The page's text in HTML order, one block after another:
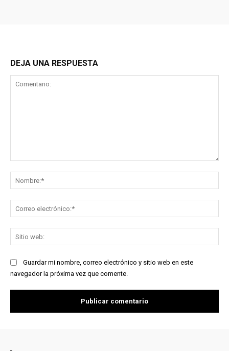
DEJA UNA RESPUESTA
Guardar mi nombre, correo electrónico y sitio web en este
navegador la próxima vez que comente.